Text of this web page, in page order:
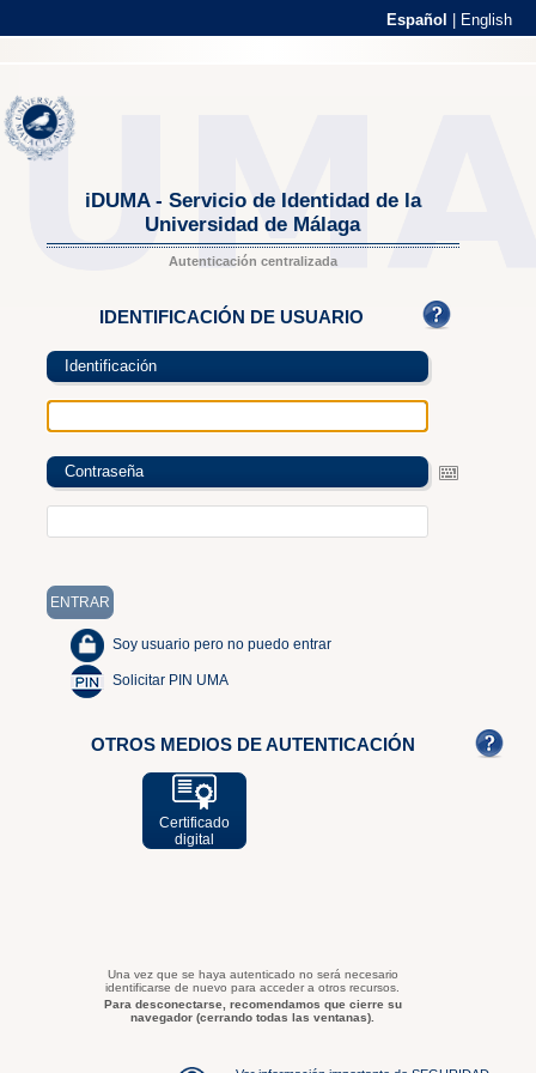
Español English
iDUMA - Servicio de Identidad de la
Universidad de Málaga
Autenticación centralizada
IDENTIFICACIÓN DE USUARIO
Identificación
Contraseña
Soy usuario pero no puedo entrar
Solicitar PIN UMA
OTROS MEDIOS DE AUTENTICACIÓN
Certificado
digital
Una vez que se haya autenticado no será necesario
identificarse de nuevo para acceder a otros recursos.
Para desconectarse, recomendamos que cierre su
navegador (cerrando todas las ventanas).